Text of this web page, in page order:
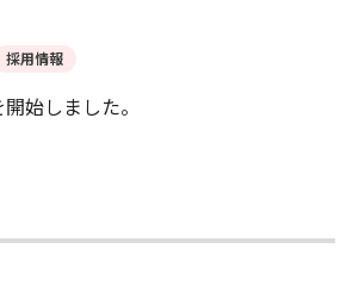
採用情報
始しました。